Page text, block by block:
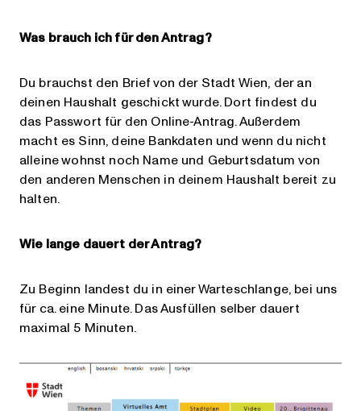
Was brauch ich für den Antrag?
Du brauchst den Brief von der Stadt Wien, der an
deinen Haushalt geschickt wurde. Dort findest du
das Passwort für den Online-Antrag. Außerdem
macht es Sinn, deine Bankdaten und wenn du nicht
alleine wohnst noch Name und Geburtsdatum von
den anderen Menschen in deinem Haushalt bereit zu
halten.
Wie lange dauert der Antrag?
Zu Beginn landest du in einer Warteschlange, bei uns
für ca. eine Minute. Das Ausfüllen selber dauert
maximal 5 Minuten.